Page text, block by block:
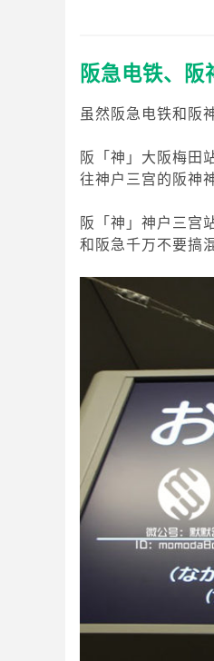
阪急电铁、阪
虽然阪急电铁和阪
阪「神」大阪梅田
往神户三宫的阪神
阪「神」神户三宫
和阪急千万不要搞混